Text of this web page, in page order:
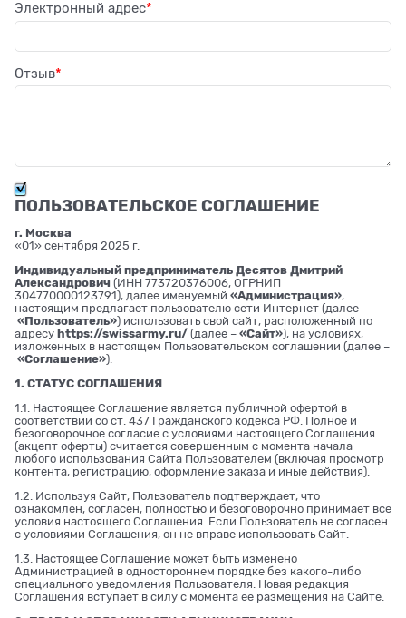
Электронный адрес
Отзыв
ПОЛЬЗОВАТЕЛЬСКОЕ СОГЛАШЕНИЕ
г. Москва
«01» сентября 2025 г.
Индивидуальный предприниматель Десятов Дмитрий
Александрович (ИНН 773720376006, ОГРНИП
304770000123791), далее именуемый «Администрация»,
настоящим предлагает пользователю сети Интернет (далее –
«Пользователь») использовать свой сайт, расположенный по
адресу https://swissarmy.ru/ (далее – «Сайт»), на условиях,
изложенных в настоящем Пользовательском соглашении (далее –
«Соглашение»).
1. СТАТУС СОГЛАШЕНИЯ
1.1. Настоящее Соглашение является публичной офертой в
соответствии со ст. 437 Гражданского кодекса РФ. Полное и
безоговорочное согласие с условиями настоящего Соглашения
(акцепт оферты) считается совершенным с момента начала
любого использования Сайта Пользователем (включая просмотр
контента, регистрацию, оформление заказа и иные действия).
1.2. Используя Сайт, Пользователь подтверждает, что
ознакомлен, согласен, полностью и безоговорочно принимает все
условия настоящего Соглашения. Если Пользователь не согласен
с условиями Соглашения, он не вправе использовать Сайт.
1.3. Настоящее Соглашение может быть изменено
Администрацией в одностороннем порядке без какого-либо
специального уведомления Пользователя. Новая редакция
Соглашения вступает в силу с момента ее размещения на Сайте.